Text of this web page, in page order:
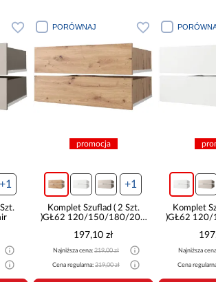
+1
PORÓWNAJ
promocja
+1
Komplet Szuflad ( 2 Szt.
)GŁ62 120/150/180/200
197,10 zł
Najniższa cena: 219,00 zł
Cena regularna: 219,00 zł
Komplet
)GŁ62
Najniższa
Cena